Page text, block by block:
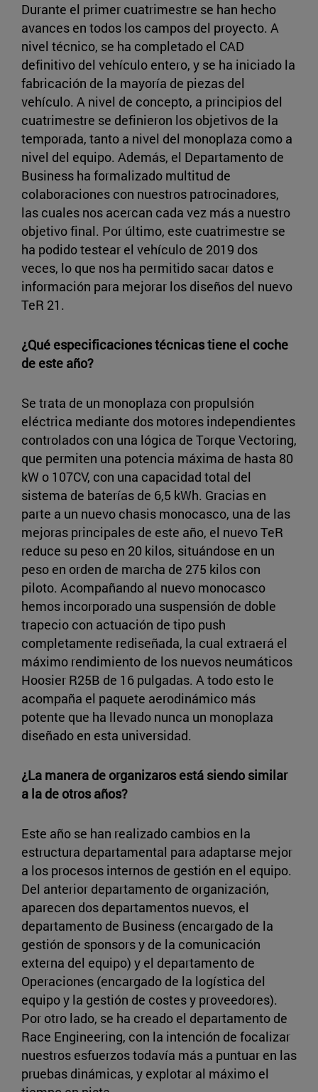
Durante el primer cuatrimestre se han hecho
avances en todos los campos del proyecto. A
nivel técnico, se ha completado el CAD
definitivo del vehículo entero, y se ha iniciado la
fabricación de la mayoría de piezas del
vehículo. A nivel de concepto, a principios del
cuatrimestre se definieron los objetivos de la
temporada, tanto a nivel del monoplaza como a
nivel del equipo. Además, el Departamento de
Business ha formalizado multitud de
colaboraciones con nuestros patrocinadores,
las cuales nos acercan cada vez más a nuestro
objetivo final. Por último, este cuatrimestre se
ha podido testear el vehículo de 2019 dos
veces, lo que nos ha permitido sacar datos e
información para mejorar los diseños del nuevo
TeR 21.
¿Qué especificaciones técnicas tiene el coche
de este año?
Se trata de un monoplaza con propulsión
eléctrica mediante dos motores independientes
controlados con una lógica de Torque Vectoring,
que permiten una potencia máxima de hasta 80
kW o 107CV, con una capacidad total del
sistema de baterías de 6,5 kWh. Gracias en
parte a un nuevo chasis monocasco, una de las
mejoras principales de este año, el nuevo TeR
reduce su peso en 20 kilos, situándose en un
peso en orden de marcha de 275 kilos con
piloto. Acompañando al nuevo monocasco
hemos incorporado una suspensión de doble
trapecio con actuación de tipo push
completamente rediseñada, la cual extraerá el
máximo rendimiento de los nuevos neumáticos
Hoosier R25B de 16 pulgadas. A todo esto le
acompaña el paquete aerodinámico más
potente que ha llevado nunca un monoplaza
diseñado en esta universidad.
¿La manera de organizaros está siendo similar
a la de otros años?
Este año se han realizado cambios en la
estructura departamental para adaptarse mejor
a los procesos internos de gestión en el equipo.
Del anterior departamento de organización,
aparecen dos departamentos nuevos, el
departamento de Business (encargado de la
gestión de sponsors y de la comunicación
externa del equipo) y el departamento de
Operaciones (encargado de la logística del
equipo y la gestión de costes y proveedores).
Por otro lado, se ha creado el departamento de
Race Engineering, con la intención de focalizar
nuestros esfuerzos todavía más a puntuar en las
pruebas dinámicas, y explotar al máximo el